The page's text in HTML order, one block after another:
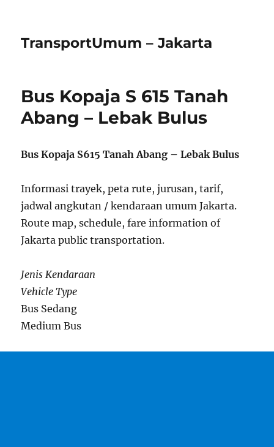
TransportUmum – Jakarta
Bus Kopaja S 615 Tanah
Abang – Lebak Bulus
Bus Kopaja S615 Tanah Abang – Lebak Bulus
Informasi trayek, peta rute, jurusan, tarif,
jadwal angkutan / kendaraan umum Jakarta.
Route map, schedule, fare information of
Jakarta public transportation.
Jenis Kendaraan
Vehicle Type
Bus Sedang
Medium Bus